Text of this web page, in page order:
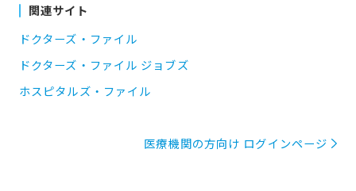
関連サイト
ドクターズ・ファイル
ドクターズ・ファイル ジョブズ
ホスピタルズ・ファイル
医療機関の方向け ログインページ